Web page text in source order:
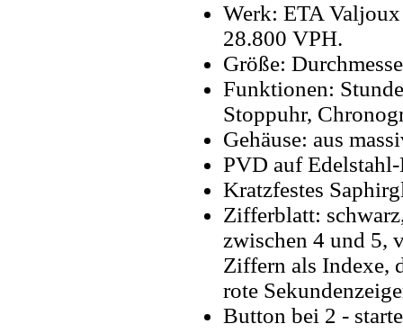
Werk: ETA
28.800 VPH.
Größe:
Funktionen:
Stoppuhr,
Gehäuse: aus
PVD auf
Kratzfestes
Zifferblatt:
zwischen 4 und 5,
Ziffern als Indexe,
rote
Button bei 2 -